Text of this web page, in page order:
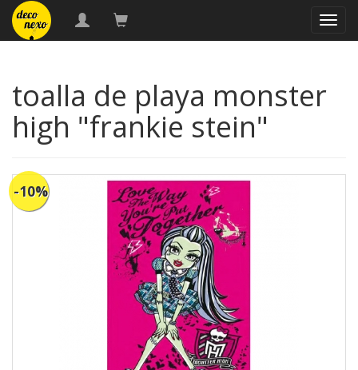
toalla de playa monster
high "frankie stein"
-10%